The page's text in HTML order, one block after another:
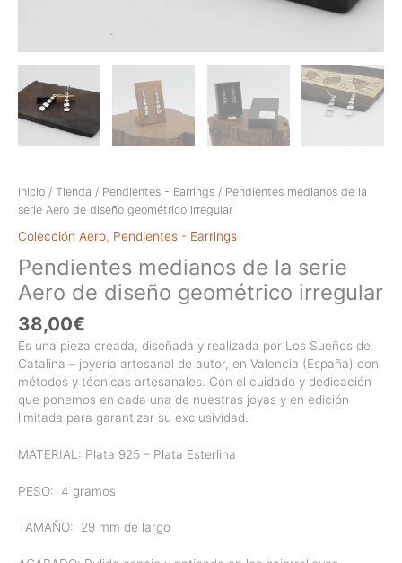
Inicio / Tienda / Pendientes - Earrings / Pendientes medianos de la
serie Aero de diseño geométrico irregular
Colección Aero Pendientes - Earrings
Pendientes medianos de la serie
Aero de diseño geométrico irregular
38,00€
Es una pieza creada, diseñada y realizada por Los Sueños de
Catalina – joyería artesanal de autor, en Valencia (España) con
métodos y técnicas artesanales. Con el cuidado y dedicación
que ponemos en cada una de nuestras joyas y en edición
limitada para garantizar su exclusividad.
MATERIAL: Plata 925 – Plata Esterlina
PESO: 4 gramos
TAMAÑO: 29 mm de largo